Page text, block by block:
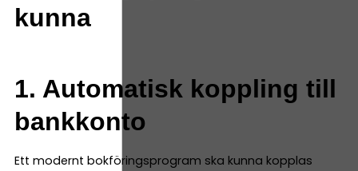
kunna
1. Automatisk koppling till
bankkonto
Ett modernt bokföringsprogram ska kunna kopplas